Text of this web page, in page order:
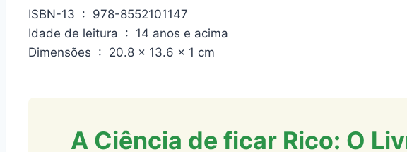
ISBN-13 ‏ : ‎ 978-8552101147
Idade de leitura ‏ : ‎ 14 anos e acima
Dimensões ‏ : ‎ 20.8 x 13.6 x 1 cm
A Ciência de ficar Rico: O